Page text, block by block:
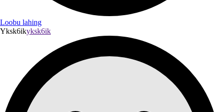
Loobu lahing
Yksk6ikyksk6ik